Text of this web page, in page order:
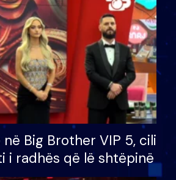
Big Brother VIP 5, cili
i radhës që lë shtëpinë